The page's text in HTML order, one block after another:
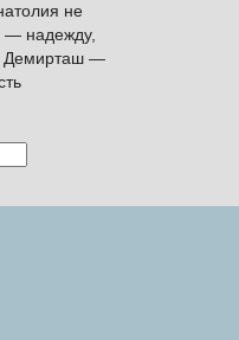
не
— надежду,
Демирташ —